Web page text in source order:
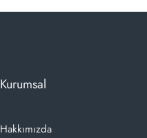
Kurumsal
Hakkımızda